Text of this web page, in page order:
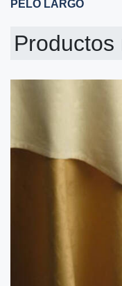
PELO LARGO
Productos